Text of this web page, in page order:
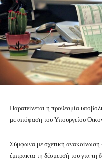
Παρατείνεται η προθεσμία
με απόφαση του Υπουργείου
Σύμφωνα με σχετική ανακοίνωση
έμπρακτα τη δέσμευσή του για τη